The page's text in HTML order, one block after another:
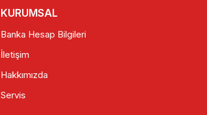
KURUMSAL
Banka Hesap Bilgileri
İletişim
Hakkımızda
Servis